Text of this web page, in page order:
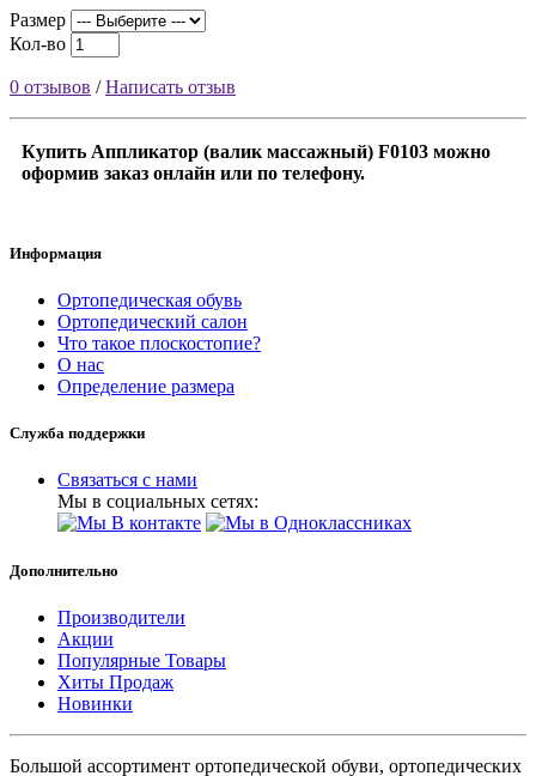
Размер
Кол-во
0 отзывов /Написать отзыв
Купить Аппликатор (валик массажный) F0103 можно
оформив заказ онлайн или по телефону.
Информация
Ортопедическая обувь
Ортопедический салон
Что такое плоскостопие?
О нас
Определение размера
Служба поддержки
Связаться с нами
Мы в социальных сетях:
Дополнительно
Производители
Акции
Популярные Товары
Хиты Продаж
Новинки
Большой ассортимент ортопедической обуви, ортопедических